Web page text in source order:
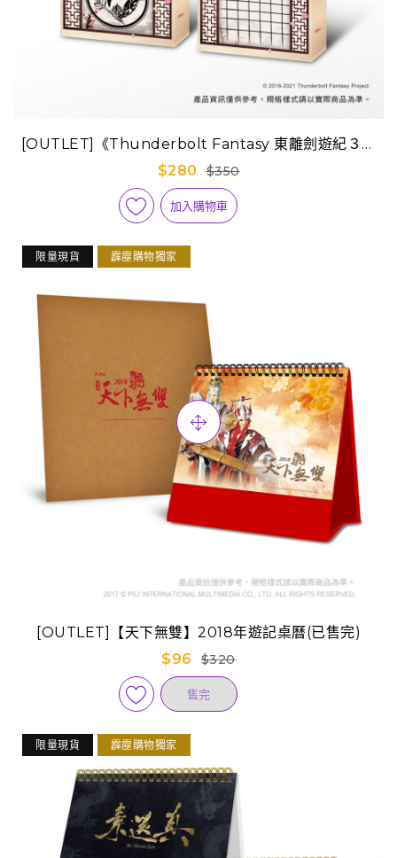
[OUTLET]《Thunderbolt Fantasy 東離劍遊紀３》
好日子萬年桌曆
$280 $350
加入購物車
限量現貨 霹靂購物獨家
[OUTLET]【天下無雙】2018年遊記桌曆(已售完)
$96
$320
售完
限量現貨 霹靂購物獨家